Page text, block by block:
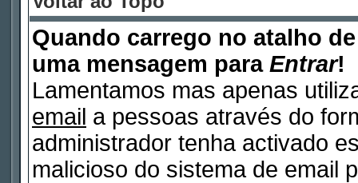
Quando carrego no atalho
uma mensagem para Entrar!
Lamentamos mas apenas
email a pessoas através do
administrador tenha activado
malicioso do sistema de email